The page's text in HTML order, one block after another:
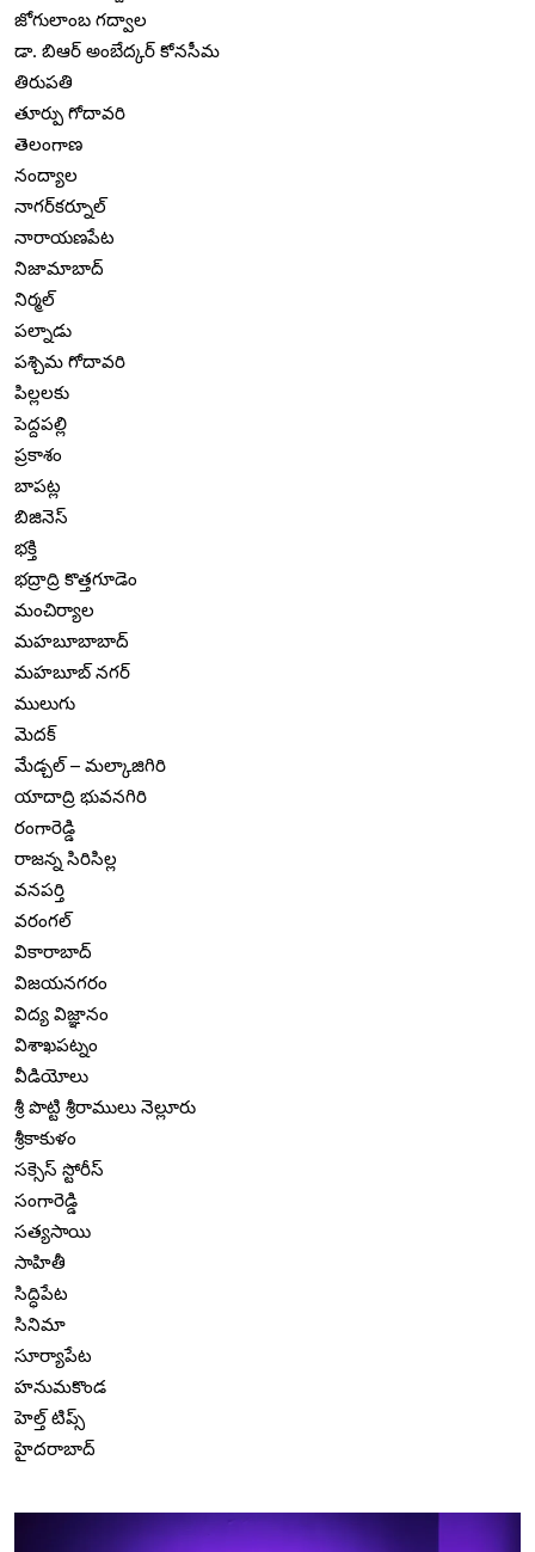
జోగులాంబ గద్వాల
డా. బిఆర్ అంబేద్కర్ కోనసీమ
తిరుపతి
తూర్పు గోదావరి
తెలంగాణ
నంద్యాల
నాగర్‌కర్నూల్
నారాయణపేట
నిజామాబాద్
నిర్మల్
పల్నాడు
పశ్చిమ గోదావరి
పిల్లలకు
పెద్దపల్లి
ప్రకాశం
బాపట్ల
బిజినెస్
భక్తి
భద్రాద్రి కొత్తగూడెం
మంచిర్యాల
మహబూబాబాద్
మహబూబ్ నగర్
ములుగు
మెదక్
మేడ్చల్ – మల్కాజిగిరి
యాదాద్రి భువనగిరి
రంగారెడ్డి
రాజన్న సిరిసిల్ల
వనపర్తి
వరంగల్
వికారాబాద్
విజయనగరం
విద్య విజ్ఞానం
విశాఖపట్నం
వీడియోలు
శ్రీ పొట్టి శ్రీరాములు నెల్లూరు
శ్రీకాకుళం
సక్సెస్ స్టోరీస్
సంగారెడ్డి
సత్యసాయి
సాహితీ
సిద్ధిపేట
సినిమా
సూర్యాపేట
హనుమకొండ
హెల్త్ టిప్స్
హైదరాబాద్